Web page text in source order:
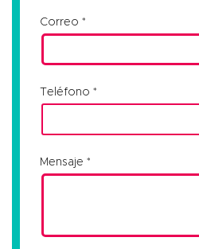
Correo
Teléfono
Mensaje